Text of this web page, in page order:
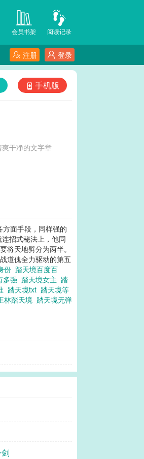
阅读记录
会员书架
登录
注册
手机版
干净的文字章
面手段，同样强的
招式秘法上，他同
将天地劈分为两半。
道傀全力驱动的第五
份 踏天境百度百
多强 踏天境女主 踏
踏天境txt 踏天境等
林踏天境 踏天境无弹